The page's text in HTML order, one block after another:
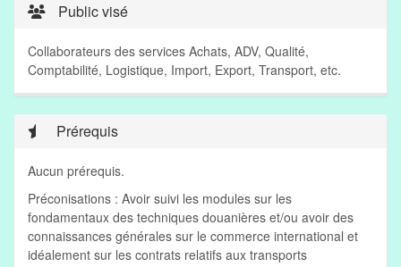
Public visé
Collaborateurs des services Achats, ADV, Qualité,
Comptabilité, Logistique, Import, Export, Transport, etc.
Prérequis
Aucun prérequis.
Préconisations : Avoir suivi les modules sur les
fondamentaux des techniques douanières et/ou avoir des
connaissances générales sur le commerce international et
idéalement sur les contrats relatifs aux transports